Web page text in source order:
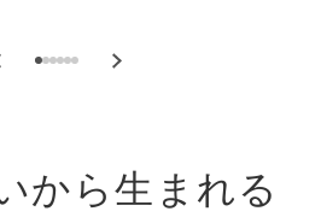
から生まれる